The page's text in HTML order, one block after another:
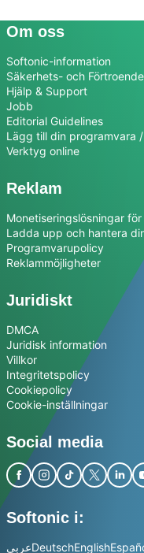
Om oss
Softonic-information
Säkerhets- och
Hjälp & Support
Jobb
Editorial Guidelines
Lägg till din programvara
Verktyg online
Reklam
Monetiseringslösningar
Ladda upp och hantera
Programvarupolicy
Reklammöjligheter
Juridiskt
DMCA
Juridisk information
Villkor
Integritetspolicy
Cookiepolicy
Cookie-inställningar
Social media
Softonic i:
عربيDeutschEnglish